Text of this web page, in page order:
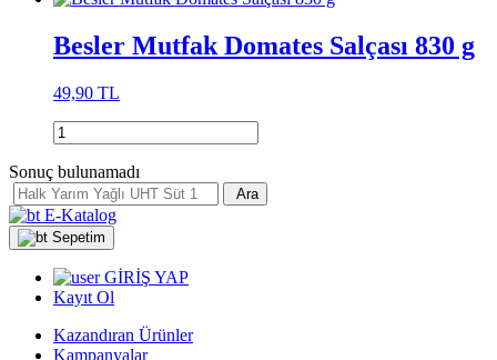
Besler Mutfak Domates Salçası 830 g
49,90 TL
Sonuç bulunamadı
Ara
E-Katalog
Sepetim
GİRİŞ YAP
Kayıt Ol
Kazandıran Ürünler
Kampanyalar